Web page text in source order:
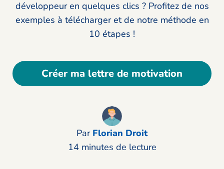
développeur en quelques clics ? Profitez de nos
exemples à télécharger et de notre méthode en
10 étapes !
Créer ma lettre de motivation
Par Florian Droit
14 minutes de lecture